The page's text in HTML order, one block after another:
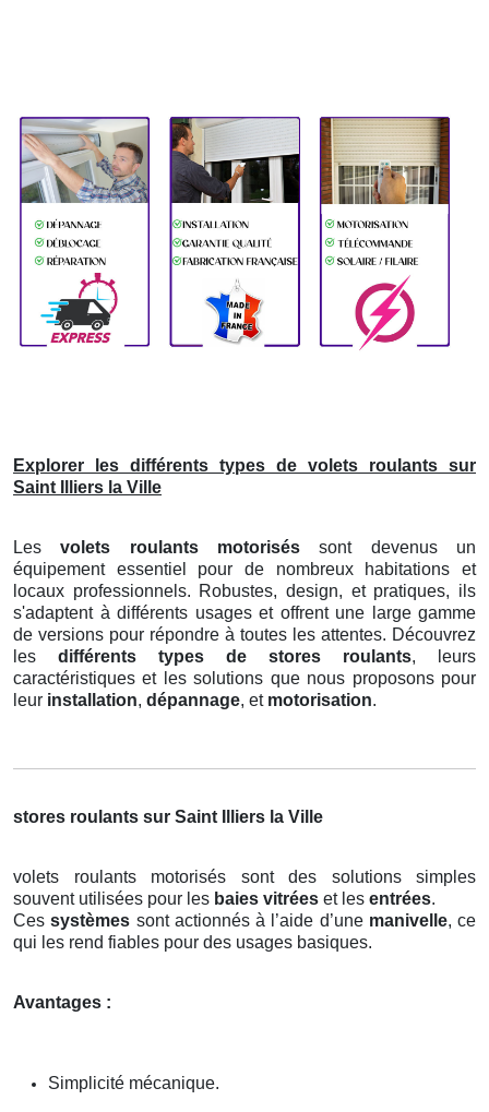
Explorer les différents types de volets roulants sur
Saint Illiers la Ville
Lesvolets roulants motorisés sont devenus un
équipement essentiel pour de nombreux habitations et
locaux professionnels. Robustes, design, et pratiques, ils
s'adaptent à différents usages et offrent une large gamme
de versions pour répondre à toutes les attentes. Découvrez
les différents types de stores roulants, leurs
caractéristiques et les solutions que nous proposons pour
leur installation, dépannage, et motorisation.
stores roulants sur Saint Illiers la Ville
volets roulants motorisés sont des solutions simples
souvent utilisées pour les baies vitrées et les entrées.
Cessystèmes sont actionnés à l’aide d’une manivelle, ce
qui les rend fiables pour des usages basiques.
Avantages :
Simplicité mécanique.